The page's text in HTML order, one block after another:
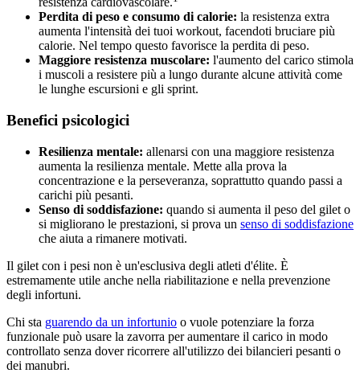
Perdita di peso e consumo di calorie: la resistenza extra
aumenta l'intensità dei tuoi workout, facendoti bruciare più
calorie. Nel tempo questo favorisce la perdita di peso.
Maggiore resistenza muscolare: l'aumento del carico stimola
i muscoli a resistere più a lungo durante alcune attività come
le lunghe escursioni e gli sprint.
Benefici psicologici
Resilienza mentale: allenarsi con una maggiore resistenza
aumenta la resilienza mentale. Mette alla prova la
concentrazione e la perseveranza, soprattutto quando passi a
carichi più pesanti.
Senso di soddisfazione: quando si aumenta il peso del gilet o
si migliorano le prestazioni, si prova un senso di soddisfazione
che aiuta a rimanere motivati.
Il gilet con i pesi non è un'esclusiva degli atleti d'élite. È
estremamente utile anche nella riabilitazione e nella prevenzione
degli infortuni.
Chi sta guarendo da un infortunio o vuole potenziare la forza
funzionale può usare la zavorra per aumentare il carico in modo
controllato senza dover ricorrere all'utilizzo dei bilancieri pesanti o
dei manubri.